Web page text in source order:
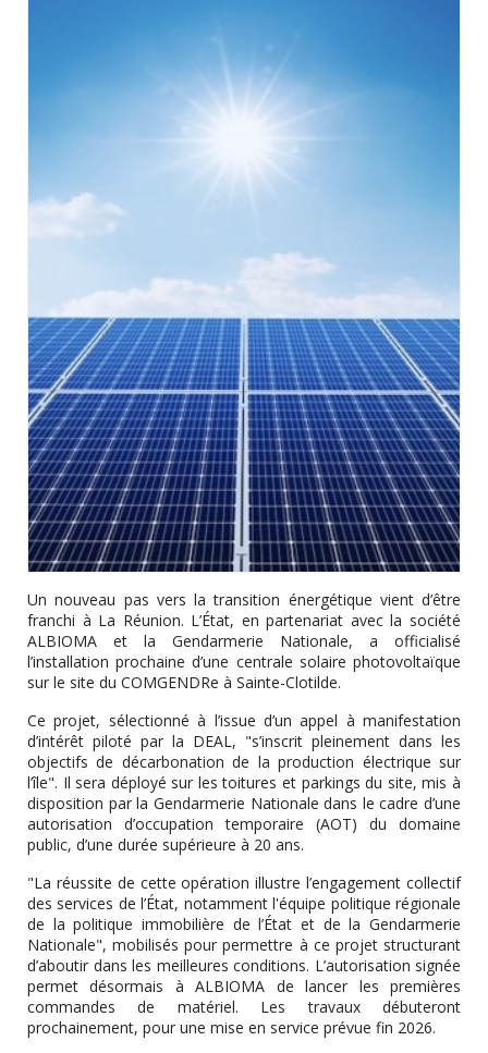
Un nouveau pas vers la transition énergétique vient d’être
franchi à La Réunion. L’État, en partenariat avec la société
ALBIOMA et la Gendarmerie Nationale, a officialisé
l’installation prochaine d’une centrale solaire photovoltaïque
sur le site du COMGENDRe à Sainte-Clotilde.
Ce projet, sélectionné à l’issue d’un appel à manifestation
d’intérêt piloté par la DEAL, "s’inscrit pleinement dans les
objectifs de décarbonation de la production électrique sur
l’île". Il sera déployé sur les toitures et parkings du site, mis à
disposition par la Gendarmerie Nationale dans le cadre d’une
autorisation d’occupation temporaire (AOT) du domaine
public, d’une durée supérieure à 20 ans.
"La réussite de cette opération illustre l’engagement collectif
des services de l’État, notamment l'équipe politique régionale
de la politique immobilière de l’État et de la Gendarmerie
Nationale", mobilisés pour permettre à ce projet structurant
d’aboutir dans les meilleures conditions. L’autorisation signée
permet désormais à ALBIOMA de lancer les premières
commandes de matériel. Les travaux débuteront
prochainement, pour une mise en service prévue fin 2026.